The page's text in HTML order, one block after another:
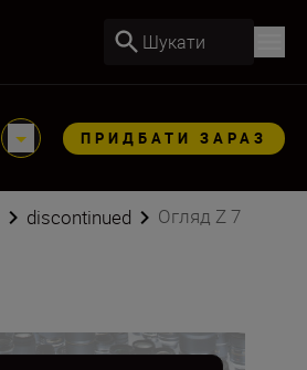
Шукати
ПРИДБАТИ ЗАРАЗ
discontinued Огляд Z 7